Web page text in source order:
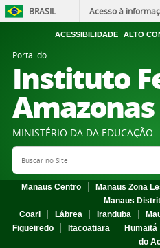
BRASIL Acesso à
ACESSIBILIDADE ALTO
Portal do
Instituto
Amazonas
MINISTÉRIO DA DA EDUCAÇÃO
Search Site
Manaus Centro Manaus Zona
Manaus
Coari
Lábrea Iranduba
Figueiredo
Itacoatiara Humaitá
do